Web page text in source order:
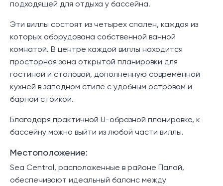
подходящей для отдыха у бассейна.
Эти виллы состоят из четырех спален, каждая из
которых оборудована собственной ванной
комнатой. В центре каждой виллы находится
просторная зона открытой планировки для
гостиной и столовой, дополненную современной
кухней в западном стиле с удобным островом и
барной стойкой.
Благодаря практичной U-образной планировке, к
бассейну можно выйти из любой части виллы.
Местоположение:
Sea Central, расположенные в районе Палай,
обеспечивают идеальный баланс между